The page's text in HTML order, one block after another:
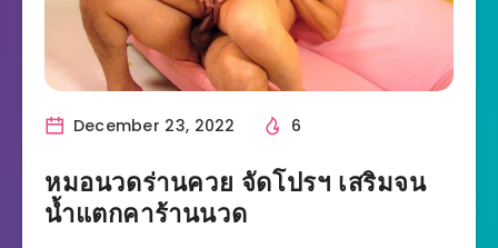
December 23, 2022 6
หมอนวดร่านควย จัดโปรฯ เสริมจน
น้ำแตกคาร้านนวด